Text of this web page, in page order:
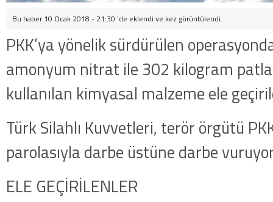
Bu haber 10 Ocak 2018 - 21:30 'de eklendi ve kez görüntülendi.
PKK’ya yönelik sürdürülen
amonyum nitrat ile 302 kilogram
kullanılan kimyasal malzeme ele
Türk Silahlı Kuvvetleri, terör örgütü
parolasıyla darbe üstüne darbe
ELE GEÇİRİLENLER